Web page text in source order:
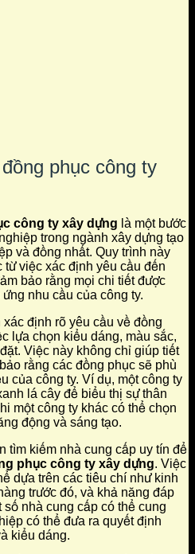
phục công ty
công ty xây dựng là một bước
trong ngành xây dựng tạo
và đồng nhất. Quy trình này
việc xác định yêu cầu đến
bảo rằng mọi chi tiết được
nhu cầu của công ty.
định rõ yêu cầu về đồng
lựa chọn kiểu dáng, màu sắc,
Việc này không chỉ giúp tiết
rằng các đồng phục sẽ phù
của công ty. Ví dụ, một công ty
lá cây để biểu thị sự thân
một công ty khác có thể chọn
động và sáng tạo.
tìm kiếm nhà cung cấp uy tín để
phục công ty xây dựng. Việc
dựa trên các tiêu chí như kinh
trước đó, và khả năng đáp
nhà cung cấp có thể cung
có thể đưa ra quyết định
kiểu dáng.